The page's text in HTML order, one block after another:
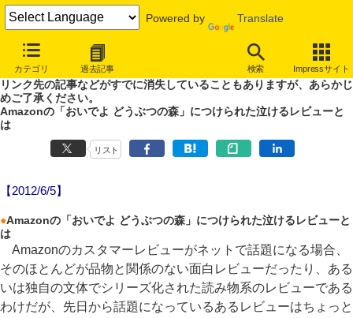
Powered by Translate
カテゴリ 過去記事 検索 Impressサイト
やじうまWatch
噂あり、未確認情報ありのやじうまWatch。
リンク先の記事などがすでに消失していることもありますが、あらかじ
めご了承ください。
Amazonの「おいでよ どうぶつの森」につけられた泣けるレビューと
は
リスト
【2012/6/5】
●Amazonの「おいでよ どうぶつの森」につけられた泣けるレビューと
は
Amazonのカスタマーレビューがネットで話題になる場合、
そのほとんどが品物と関係のない面白レビューだったり、ある
いは独自の文体でシリーズ化された読み物系のレビューである
わけだが、先日から話題になっているあるレビューはちょっと